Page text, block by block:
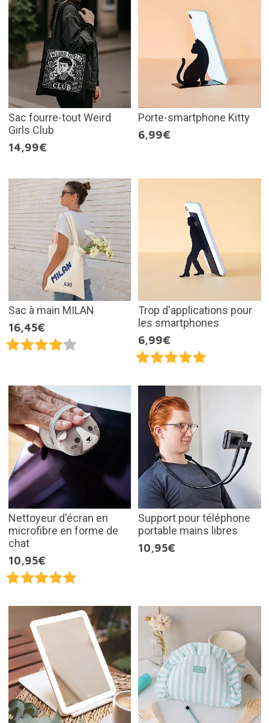
Sac fourre-tout Weird
Girls Club
14,99€
Porte-smartphone Kitty
6,99€
Sac à main MILAN
16,45€
Trop d'applications pour
les smartphones
6,99€
Nettoyeur d'écran en
microfibre en forme de
chat
10,95€
Support pour téléphone
portable mains libres
10,95€